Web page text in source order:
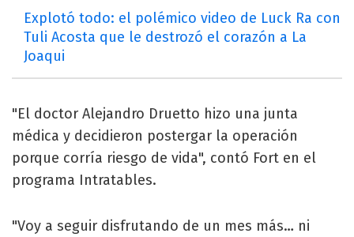
Explotó todo: el polémico video de Luck Ra con
Tuli Acosta que le destrozó el corazón a La
Joaqui
"El doctor Alejandro Druetto hizo una junta
médica y decidieron postergar la operación
porque corría riesgo de vida", contó Fort en el
programa Intratables.
"Voy a seguir disfrutando de un mes más… ni